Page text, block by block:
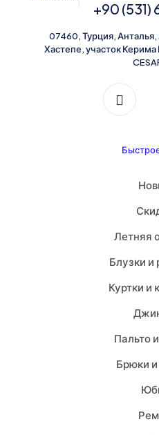
+90 (531)
07460, Турция,
Хастепе, участок
Летняя
Блузки и
Куртки и
Пальто
Брюки